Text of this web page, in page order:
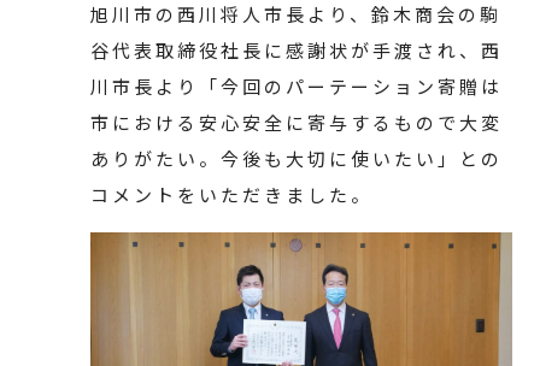
旭川市の西川将人市長より、鈴木商会の駒
谷代表取締役社長に感謝状が手渡され、西
川市長より「今回のパーテーション寄贈は
市における安心安全に寄与するもので大変
ありがたい。今後も大切に使いたい」との
コメントをいただきました。